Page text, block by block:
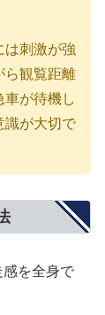
は刺激が強
ら観覧距離
車が待機し
識が大切で
を全身で